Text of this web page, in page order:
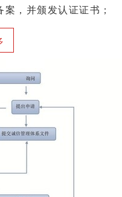
，并颁发认证证书；